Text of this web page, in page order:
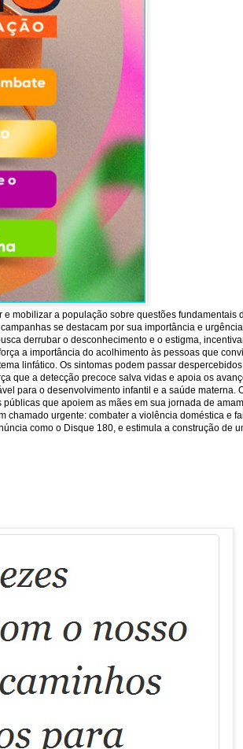
mobilizar a população sobre questões
se destacam por sua importância e
derrubar o desconhecimento e o estigma,
a importância do acolhimento às pessoas que
linfático. Os sintomas podem passar
que a detecção precoce salva vidas e apoia os
para o desenvolvimento infantil e a saúde
que apoiem as mães em sua jornada de
urgente: combater a violência doméstica e
como o Disque 180, e estimula a construção de